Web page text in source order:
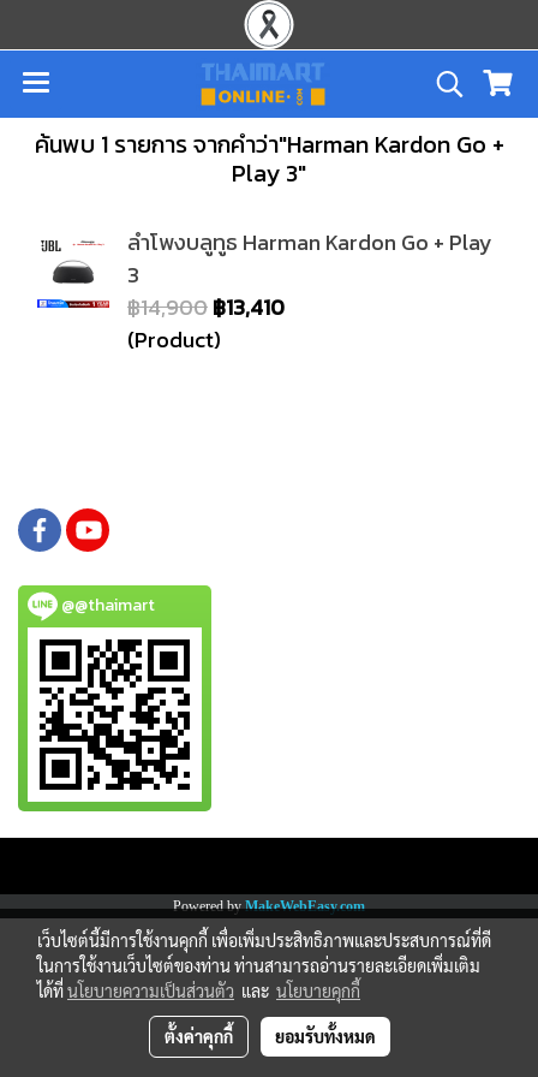
ค้นพบ 1 รายการ จากคำว่า"Harman Kardon Go +
Play 3"
ลำโพงบลูทูธ Harman Kardon Go + Play
3
฿14,900฿13,410
(Product)
@@thaimart
Powered byMakeWebEasy.com
เว็บไซต์นี้มีการใช้งานคุกกี้ เพื่อเพิ่มประสิทธิภาพและประสบการณ์ที่ดี
ในการใช้งานเว็บไซต์ของท่าน ท่านสามารถอ่านรายละเอียดเพิ่มเติม
ได้ที่นโยบายความเป็นส่วนตัว และ นโยบายคุกกี้
ตั้งค่าคุกกี้ ยอมรับทั้งหมด